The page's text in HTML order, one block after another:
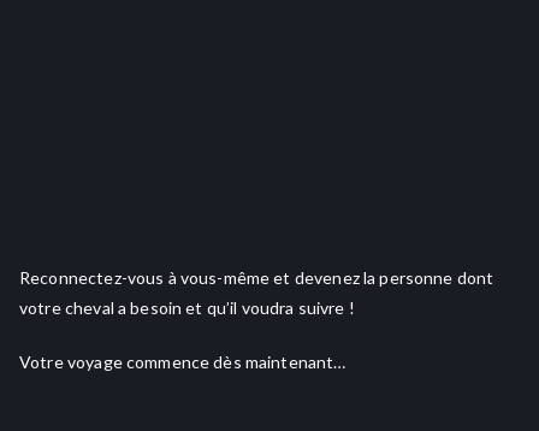
Reconnectez-vous à vous-même et devenez la personne dont
votre cheval a besoin et qu’il voudra suivre !
Votre voyage commence dès maintenant…